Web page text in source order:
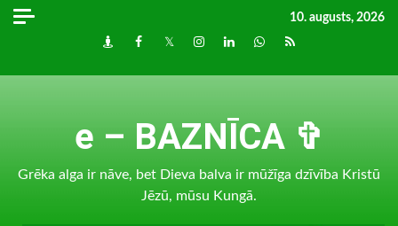
Skip
10. augusts, 2026
DraugiemFacebook
TwitterInstagram
LinkedInwhatsapp
RSS
e – BAZNĪCA ✞
Grēka alga ir nāve, bet Dieva balva ir mūžīga dzīvība Kristū
Jēzū, mūsu Kungā.